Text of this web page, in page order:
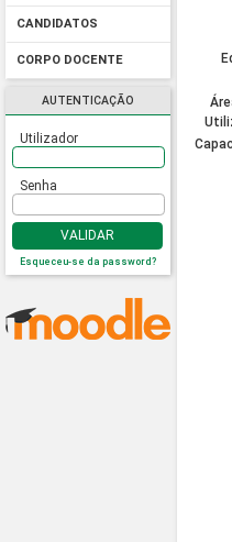
CANDIDATOS
CORPO DOCENTE
AUTENTICAÇÃO
Utilizador
Senha
VALIDAR
Esqueceu-se da password?